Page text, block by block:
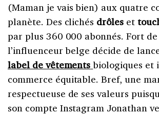
(Maman je vais bien) aux quatre
planète. Des clichés drôleset
par plus 360 000 abonnés. Fort de
l’influenceur belge décide de
label de vêtements biologiques et
commerce équitable. Bref, une
respectueuse de ses valeurs
son compte Instagram Jonathan